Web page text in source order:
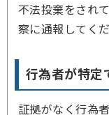
不法投棄をされ
察に通報してくだ
行為者が特定
証拠がなく行為